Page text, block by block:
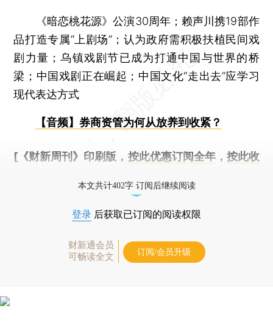
《暗恋桃花源》公演30周年；赖声川携19部作
品打造专属“上剧场”；认为政府需积极扶植民间戏
剧力量；乌镇戏剧节已成为打通中国与世界的桥
梁；中国戏剧正在崛起；中国文化“走出去”应学习
现代表达方式
【音频】券商资管为何从放养到收紧？
[《财新周刊》印刷版， 按此优惠订阅全年， 按此收
本文共计402字 订阅后继续阅读
登录 后获取已订阅的阅读权限
财新通会员
可畅读全文
订阅/会员升级